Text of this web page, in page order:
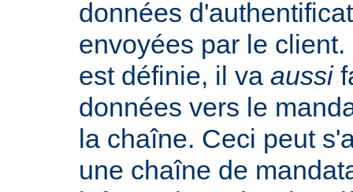
données
envoyées par le
est définie, il va aussi
données vers le
la chaîne. Ceci peut
une chaîne de